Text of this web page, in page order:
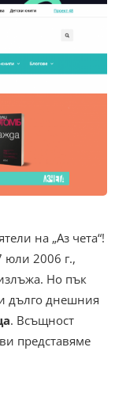
на „Аз чета“!
юли 2006 г.,
Но пък
дълго днешния
. Всъщност
представяме